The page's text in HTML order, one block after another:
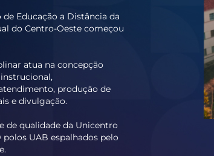
Educação a Distância da
do Centro-Oeste começou
atua na concepção
produção de
e divulgação.
de qualidade da Unicentro
UAB espalhados pelo